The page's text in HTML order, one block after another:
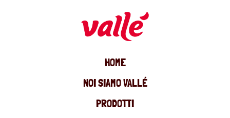
HOME
NOI SIAMO VALLÉ
PRODOTTI